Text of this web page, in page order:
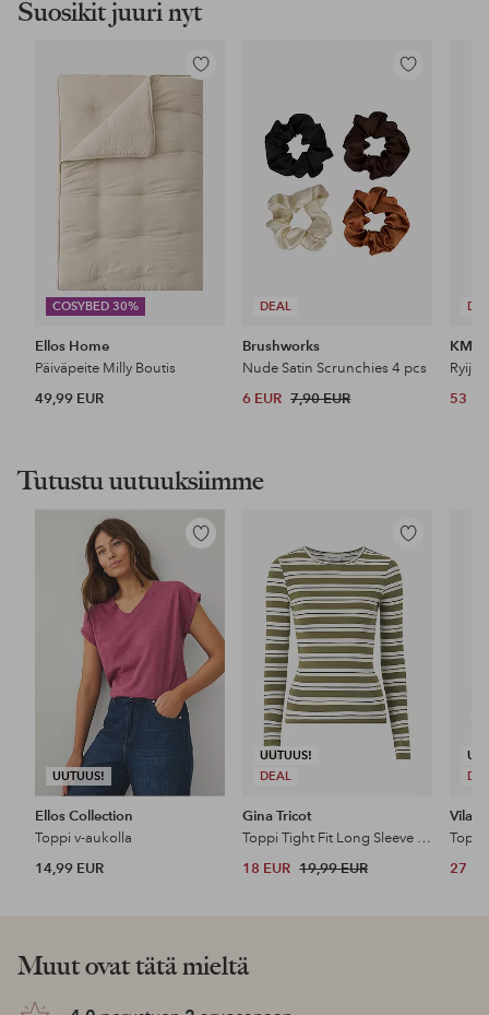
Suosikit juuri nyt
COSYBED 30%
Lisää
Ellos Home
Päiväpeite Milly Boutis
49,99 EUR
DEAL
Lisää
Brushworks
Nude Satin Scrunchies 4 pcs
6 EUR 7,90 EUR
KM
53
Tutustu uutuuksiimme
UUTUUS!
Lisää
Ellos Collection
Toppi v-aukolla
14,99 EUR
UUTUUS!
DEAL
Lisää
suosikkeihin
Gina Tricot
Toppi Tight Fit Long Sleeve Top
18 EUR 19,99 EUR
Vila
Toppi
27
Muut ovat tätä mieltä